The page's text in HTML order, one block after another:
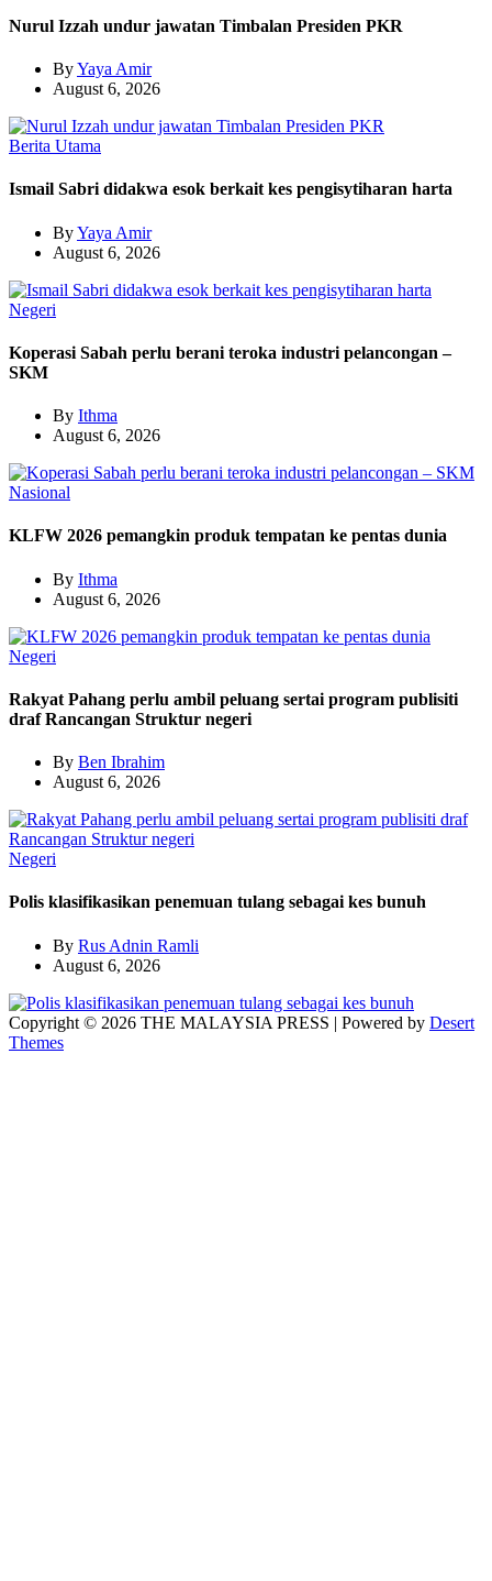
Nurul Izzah undur jawatan Timbalan Presiden PKR
ByYaya Amir
August 6, 2026
Berita Utama
Ismail Sabri didakwa esok berkait kes pengisytiharan harta
ByYaya Amir
August 6, 2026
Negeri
Koperasi Sabah perlu berani teroka industri pelancongan –
SKM
By Ithma
August 6, 2026
Nasional
KLFW 2026 pemangkin produk tempatan ke pentas dunia
By Ithma
August 6, 2026
Negeri
Rakyat Pahang perlu ambil peluang sertai program publisiti
draf Rancangan Struktur negeri
By Ben Ibrahim
August 6, 2026
Negeri
Polis klasifikasikan penemuan tulang sebagai kes bunuh
By Rus Adnin Ramli
August 6, 2026
Copyright © 2026 THE MALAYSIA PRESS | Powered by Desert
Themes